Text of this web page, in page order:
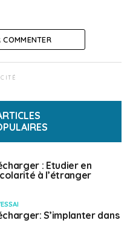
EUROPE
CCI France Etats-Unis
: Etudier en
à l’étranger
S’implanter dans